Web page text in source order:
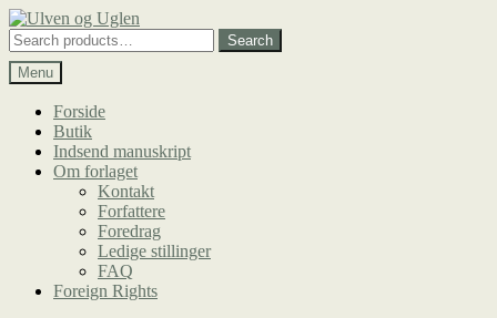
Spring
til
navigation
Spring
til
indhold
Search
for:
Search
Menu
Forside
Butik
Indsend manuskript
Om forlaget
Kontakt
Forfattere
Foredrag
Ledige stillinger
FAQ
Foreign Rights